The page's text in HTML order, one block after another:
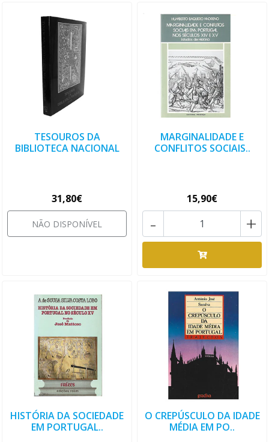
TESOUROS DA
BIBLIOTECA NACIONAL
31,80€
NÃO DISPONÍVEL
MARGINALIDADE E
CONFLITOS SOCIAIS..
15,90€
+
-
HISTÓRIA DA SOCIEDADE
EM PORTUGAL..
O CREPÚSCULO DA IDADE
MÉDIA EM PO..